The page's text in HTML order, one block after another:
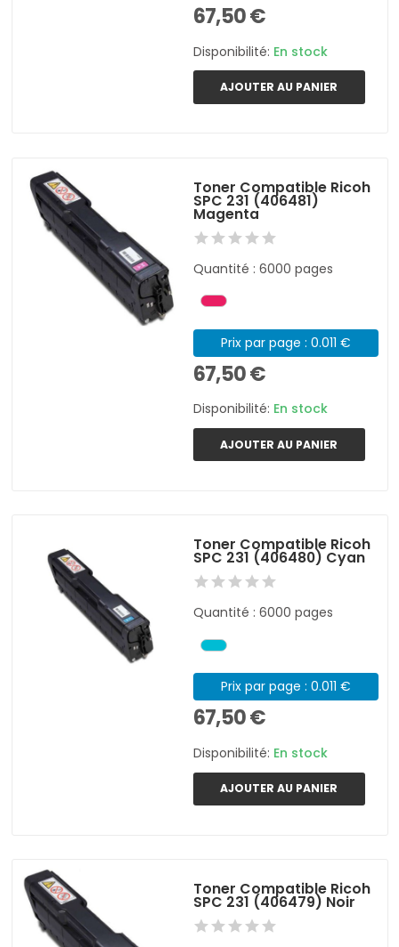
67,50 €
Disponibilité: En stock
AJOUTER AU PANIER
Toner Compatible Ricoh
SPC 231 (406481)
Magenta
Quantité : 6000 pages
Prix par page : 0.011 €
67,50 €
Disponibilité: En stock
AJOUTER AU PANIER
Toner Compatible Ricoh
SPC 231 (406480) Cyan
Quantité : 6000 pages
Prix par page : 0.011 €
67,50 €
Disponibilité: En stock
AJOUTER AU PANIER
Toner Compatible Ricoh
SPC 231 (406479) Noir